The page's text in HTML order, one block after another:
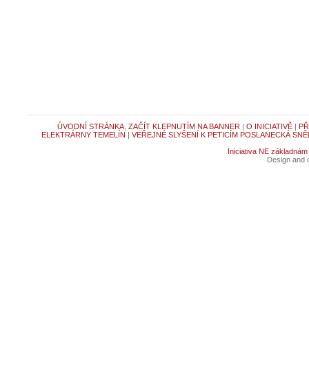
ÚVODNÍ STRÁNKA, ZAČÍT KLEPNUTÍM NA BANNER | O INICIATIVĚ|
ELEKTRÁRNY TEMELÍN | VEŘEJNÉ SLYŠENÍ K PETICÍM POSLANECKÁ
Iniciativa NE základnám
Design and